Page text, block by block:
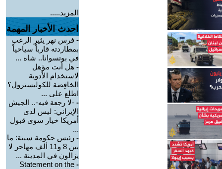
المزيد.....
احدث الأخبار المهمة
- فرس نهر يثير الرعب
بمطاردته قارباً سياحياً
في بوتسوانا.. شاه ...
- هل أنت مؤهل
لاستخدام الأدوية
الخافِضة للكوليسترول؟
اطلع على ...
- -لا رجعة فيه-.. الجيش
الإيراني: ليس لدى
أمريكا خيار سوى قبول
...
- رئيس حكومة سبتة: ما
بين 8 و11 ألف مهاجر لا
يزالون في المدينة ...
-
Statement on the